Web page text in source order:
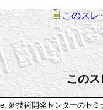
このスレ
このス